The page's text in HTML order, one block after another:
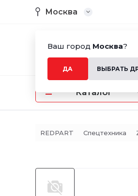
Ваш город Москва?
ДА ВЫБРАТЬ
Москва
Каталог
REDPART Спецтехника